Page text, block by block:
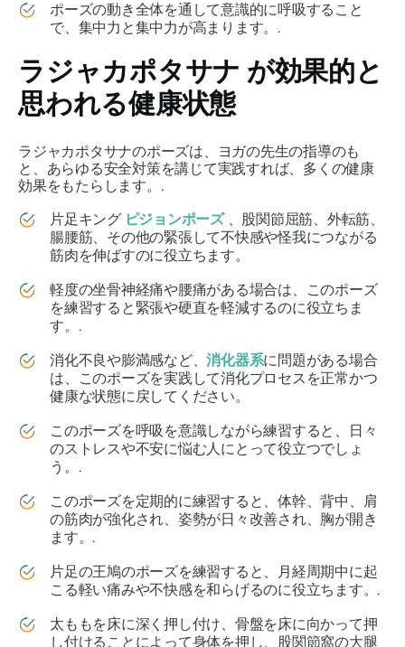
ポーズの動き全体を通して意識的に呼吸すること
で、集中力と集中力が高まります。.
ラジャカポタサナ が効果的と
思われる健康状態
ラジャカポタサナのポーズは、ヨガの先生の指導のも
と、あらゆる安全対策を講じて実践すれば、多くの健康
効果をもたらします。.
片足キング ピジョンポーズ、股関節屈筋、外転筋、
腸腰筋、その他の緊張して不快感や怪我につながる
筋肉を伸ばすのに役立ちます。
軽度の坐骨神経痛や腰痛がある場合は、このポーズ
を練習すると緊張や硬直を軽減するのに役立ちま
す。.
消化不良や膨満感など、消化器系に問題がある場合
は、このポーズを実践して消化プロセスを正常かつ
健康な状態に戻してください。
このポーズを呼吸を意識​​しながら練習すると、日々
のストレスや不安に悩む人にとって役立つでしょ
う。.
このポーズを定期的に練習すると、体幹、背中、肩
の筋肉が強化され、姿勢が日々改善され、胸が開き
ます。.
片足の王鳩のポーズを練習すると、月経周期中に起
こる軽い痛みや不快感を和らげるのに役立ちます。.
太ももを床に深く押し付け、骨盤を床に向かって押
し付けることによって身体を押し、股関節窩の大腿